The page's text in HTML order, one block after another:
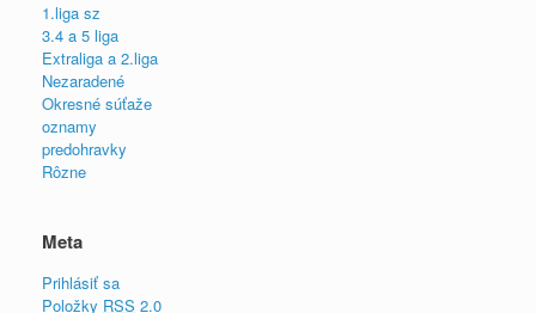
1.liga sz
3.4 a 5 liga
Extraliga a 2.liga
Nezaradené
Okresné súťaže
oznamy
predohravky
Rôzne
Meta
Prihlásiť sa
Položky RSS 2.0